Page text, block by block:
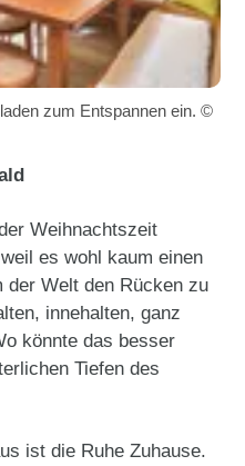
zum Entspannen ein. ©
Weihnachtszeit
es wohl kaum einen
der Welt den Rücken zu
innehalten, ganz
könnte das besser
Tiefen des
ist die Ruhe Zuhause.